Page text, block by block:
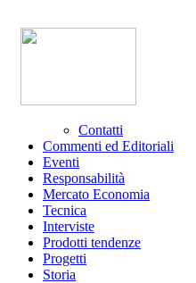
Contatti
Commenti ed Editoriali
Eventi
Responsabilità
Mercato Economia
Tecnica
Interviste
Prodotti tendenze
Progetti
Storia